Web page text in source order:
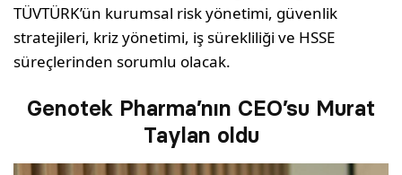
TÜVTÜRK’ün kurumsal risk yönetimi, güvenlik
stratejileri, kriz yönetimi, iş sürekliliği ve HSSE
süreçlerinden sorumlu olacak.
Genotek Pharma’nın CEO’su Murat
Taylan oldu